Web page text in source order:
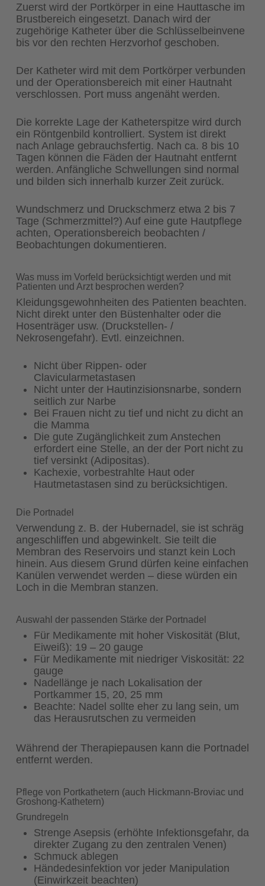
Zuerst wird der Portkörper in eine Hauttasche im
Brustbereich eingesetzt. Danach wird der
zugehörige Katheter über die Schlüsselbeinvene
bis vor den rechten Herzvorhof geschoben.
Der Katheter wird mit dem Portkörper verbunden
und der Operationsbereich mit einer Hautnaht
verschlossen. Port muss angenäht werden.
Die korrekte Lage der Katheterspitze wird durch
ein Röntgenbild kontrolliert. System ist direkt
nach Anlage gebrauchsfertig. Nach ca. 8 bis 10
Tagen können die Fäden der Hautnaht entfernt
werden. Anfängliche Schwellungen sind normal
und bilden sich innerhalb kurzer Zeit zurück.
Wundschmerz und Druckschmerz etwa 2 bis 7
Tage (Schmerzmittel?) Auf eine gute Hautpflege
achten, Operationsbereich beobachten /
Beobachtungen dokumentieren.
Was muss im Vorfeld berücksichtigt werden und mit
Patienten und Arzt besprochen werden?
Kleidungsgewohnheiten des Patienten beachten.
Nicht direkt unter den Büstenhalter oder die
Hosenträger usw. (Druckstellen- /
Nekrosengefahr). Evtl. einzeichnen.
Nicht über Rippen- oder
Clavicularmetastasen
Nicht unter der Hautinzisionsnarbe, sondern
seitlich zur Narbe
Bei Frauen nicht zu tief und nicht zu dicht an
die Mamma
Die gute Zugänglichkeit zum Anstechen
erfordert eine Stelle, an der der Port nicht zu
tief versinkt (Adipositas).
Kachexie, vorbestrahlte Haut oder
Hautmetastasen sind zu berücksichtigen.
Die Portnadel
Verwendung z. B. der Hubernadel, sie ist schräg
angeschliffen und abgewinkelt. Sie teilt die
Membran des Reservoirs und stanzt kein Loch
hinein. Aus diesem Grund dürfen keine einfachen
Kanülen verwendet werden – diese würden ein
Loch in die Membran stanzen.
Auswahl der passenden Stärke der Portnadel
Für Medikamente mit hoher Viskosität (Blut,
Eiweiß): 19 – 20 gauge
Für Medikamente mit niedriger Viskosität: 22
gauge
Nadellänge je nach Lokalisation der
Portkammer 15, 20, 25 mm
Beachte: Nadel sollte eher zu lang sein, um
das Herausrutschen zu vermeiden
Während der Therapiepausen kann die Portnadel
entfernt werden.
Pflege von Portkathetern (auch Hickmann-Broviac und
Groshong-Kathetern)
Grundregeln
Strenge Asepsis (erhöhte Infektionsgefahr, da
direkter Zugang zu den zentralen Venen)
Schmuck ablegen
Händedesinfektion vor jeder Manipulation
(Einwirkzeit beachten)